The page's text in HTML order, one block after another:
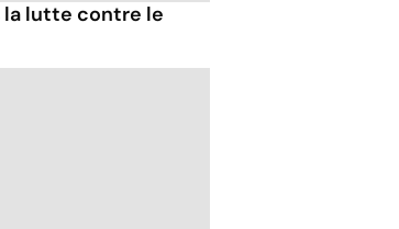
la lutte contre le